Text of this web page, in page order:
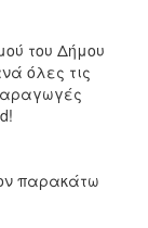
του Δήμου
όλες τις
παρακάτω